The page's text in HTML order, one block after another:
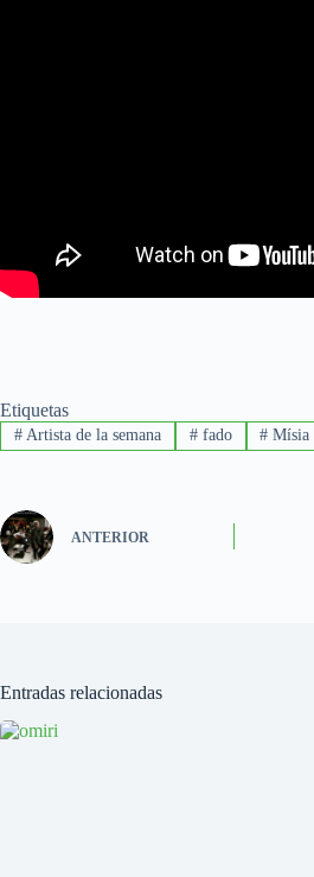
Etiquetas
#Artista de la semana #fado # Mísia
ANTERIOR
Entradas relacionadas